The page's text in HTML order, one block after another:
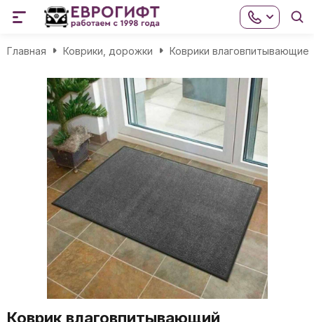
Главная Коврики, дорожки Коврики влаговпитывающие
Коврик влаговпитывающий